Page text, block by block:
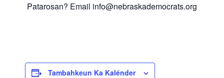
Patarosan? Email info@nebraskademocrats.org
Tambahkeun Ka Kalénder